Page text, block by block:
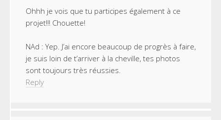
Ohhh je vois que tu participes également à ce
projet!!! Chouette!
NAd : Yep. J’ai encore beaucoup de progrès à faire,
je suis loin de t’arriver à la cheville, tes photos
sont toujours très réussies.
Reply